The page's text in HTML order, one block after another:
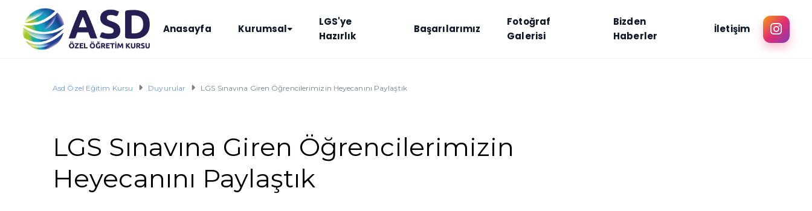
Anasayfa Kurumsal
LGS'ye
Hazırlık
Başarılarımız
Fotoğraf
Galerisi
Bizden
Haberler
İletişim
Asd Özel Eğitim Kursu Duyurular LGS Sınavına Giren Öğrencilerimizin Heyecanını Paylaştık
LGS Sınavına Giren Öğrencilerimizin
Heyecanını Paylaştık